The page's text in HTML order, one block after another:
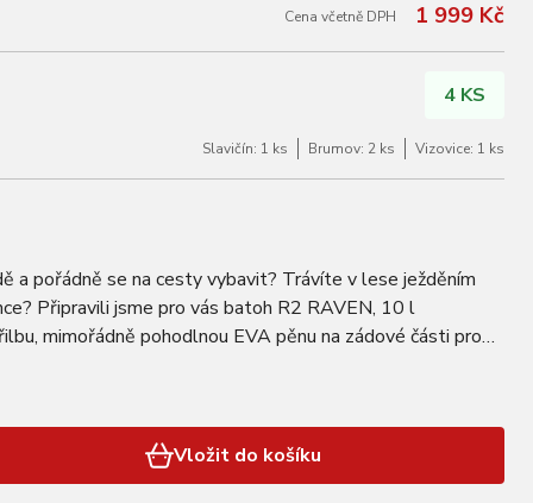
Cena včetně DPH 1 999 Kč
4 KS
Slavičín: 1 ks Brumov: 2 ks Vizovice: 1 ks
a pořádně se na cesty vybavit? Trávíte v lese ježděním
Připravili jsme pro vás batoh R2 RAVEN, 10 l
mimořádně pohodlnou EVA pěnu na zádové části pro
Vložit do košíku